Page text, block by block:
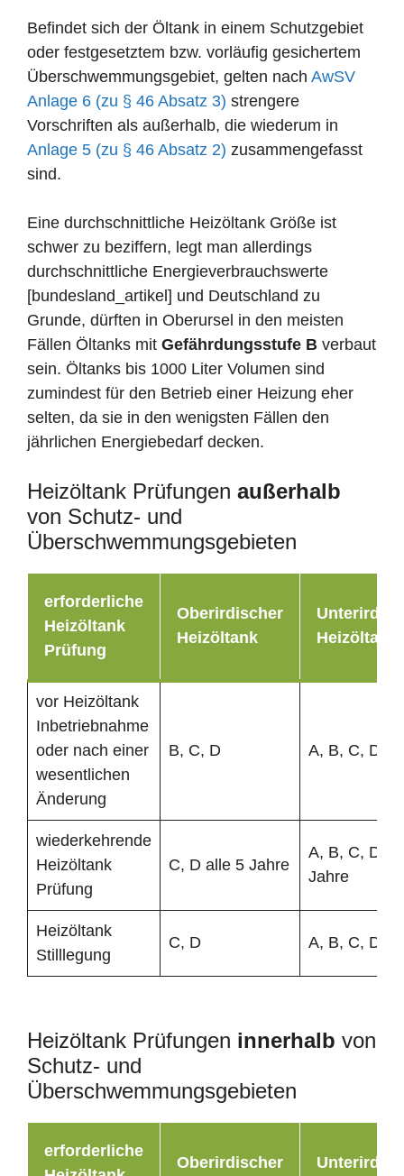
Befindet sich der Öltank in einem Schutzgebiet
oder festgesetztem bzw. vorläufig gesichertem
Überschwemmungsgebiet, gelten nach AwSV
Anlage 6 (zu § 46 Absatz 3) strengere
Vorschriften als außerhalb, die wiederum in
Anlage 5 (zu § 46 Absatz 2) zusammengefasst
sind.
Eine durchschnittliche Heizöltank Größe ist
schwer zu beziffern, legt man allerdings
durchschnittliche Energieverbrauchswerte
[bundesland_artikel] und Deutschland zu
Grunde, dürften in Oberursel in den meisten
Fällen Öltanks mit Gefährdungsstufe B verbaut
sein. Öltanks bis 1000 Liter Volumen sind
zumindest für den Betrieb einer Heizung eher
selten, da sie in den wenigsten Fällen den
jährlichen Energiebedarf decken.
Heizöltank Prüfungen außerhalb
von Schutz- und
Überschwemmungsgebieten
erforderliche
Heizöltank
Prüfung
Oberirdischer
Heizöltank
Heizöltank
vor Heizöltank
Inbetriebnahme
oder nach einer
wesentlichen
Änderung
B, C, D A, B, C, D
wiederkehrende
Heizöltank
Prüfung
C, D alle 5 Jahre
A, B, C, D
Jahre
Heizöltank
Stilllegung
C, D A, B, C, D
Heizöltank Prüfungen innerhalb von
Schutz- und
Überschwemmungsgebieten
erforderliche
Oberirdischer